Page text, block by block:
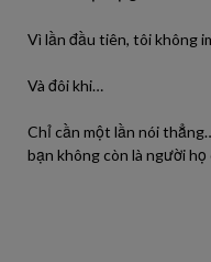
Vì lần đầu tiên, tôi không
Và đôi khi…
Chỉ cần một lần nói
bạn không còn là người